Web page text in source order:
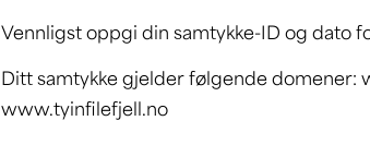
Vennligst oppgi din samtykke-ID og dato
Ditt samtykke gjelder følgende
www.tyinfilefjell.no